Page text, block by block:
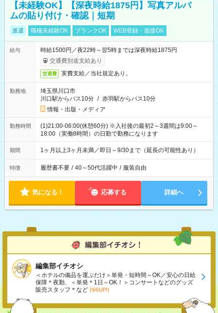
【未経験OK】【深夜時給1875円】写真アルバ
ムの貼り付け・確認｜短期
派遣 職種未経験OK ブランクOK WEB登録・面接OK
給与
時給1500円／夜22時～翌5時までは深夜時給1875円
交通費別途支給あり
交通費 実費支給／当社規定あり。
勤務地
埼玉県川口市
川口駅からバス10分 / 赤羽駅からバス10分
情報・出版・メディア
勤務時間
(1)21:00-06:00(休憩60分) ※入社後の最初2～3週間は9:00～
18:00（実働8時間）の日勤で勤務になります
期間 1ヶ月以上3ヶ月未満／即日～9/30まで（延長の可能性あり）
特徴 履歴書不要 / 40～50代活躍中 / 服装自由
気になる！ 応募する 詳細へ
編集部イチオシ
＜ホテルの備品を運ぶだけ＞単発・短時間～OK／安心の日給
保障＊夜勤、＜単発＊1日～OK！＞コンサートなどのグッズ
販売スタッフ＊など (8/6UP!)